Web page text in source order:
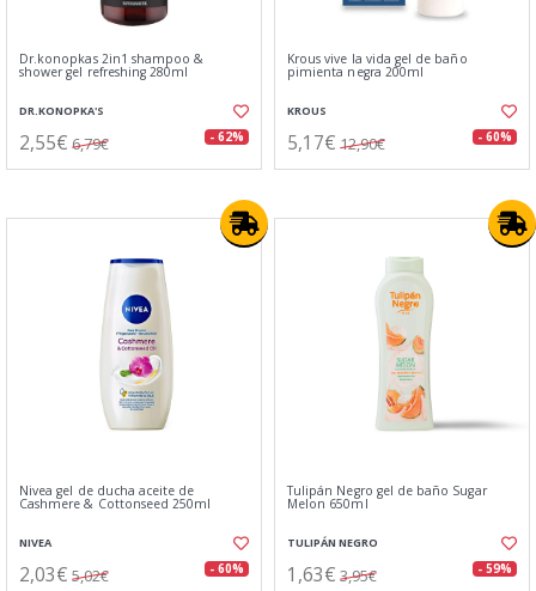
Dr.konopkas 2in1 shampoo &
shower gel refreshing 280ml
DR.KONOPKA'S
2,55€ 6,79€ - 62%
Krous vive la vida gel de baño
pimienta negra 200ml
KROUS
5,17€ 12,90€ - 60%
Nivea gel de ducha aceite de
Cashmere & Cottonseed 250ml
NIVEA
2,03€ 5,02€ - 60%
Tulipán Negro gel de baño Sugar
Melon 650ml
TULIPÁN NEGRO
1,63€ 3,95€ - 59%